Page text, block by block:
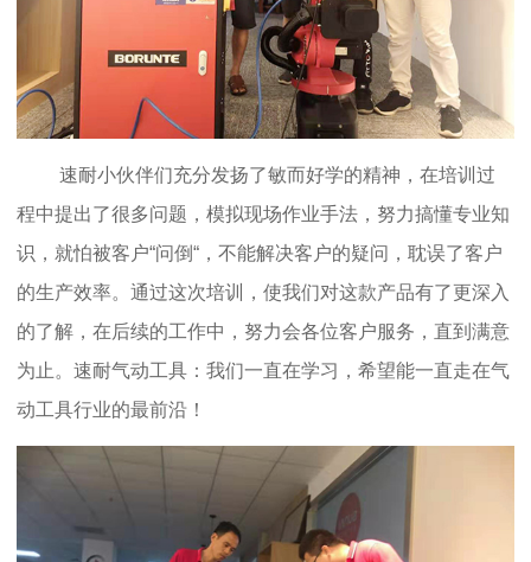
速耐小伙伴们充分发扬了敏而好学的精神，在培训过
程中提出了很多问题，模拟现场作业手法，努力搞懂专业知
识，就怕被客户“问倒“，不能解决客户的疑问，耽误了客户
的生产效率。通过这次培训，使我们对这款产品有了更深入
的了解，在后续的工作中，努力会各位客户服务，直到满意
为止。速耐气动工具：我们一直在学习，希望能一直走在气
动工具行业的最前沿！